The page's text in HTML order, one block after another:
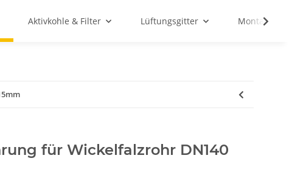
Aktivkohle & Filter Lüftungsgitter
für Wickelfalzrohr DN140